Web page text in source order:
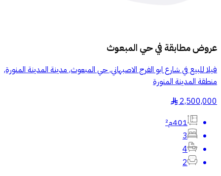
عروض مطابقة فيحي المبعوث
فيلا للبيع في شارع ابو الفرج الاصبهاني, حي المبعوث, مدينة المدينة المنورة,
منطقة المدينة المنورة
2,500,000
§
401م²
3
4
2